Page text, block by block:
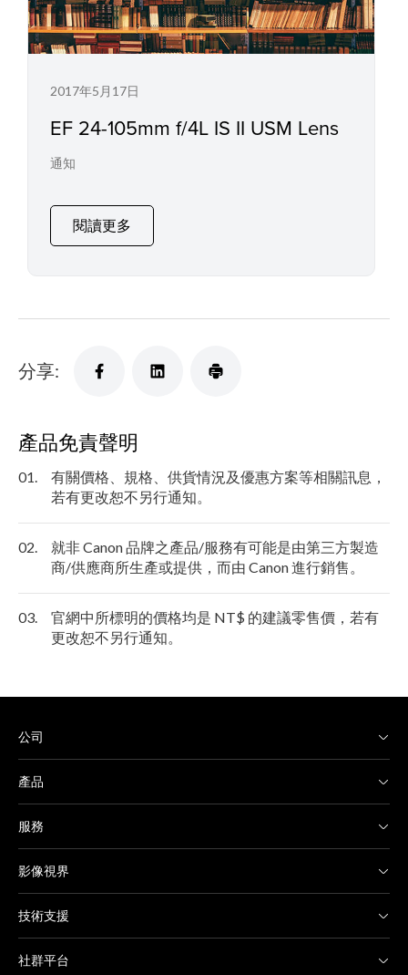
2017年5月17日
EF 24-105mm f/4L IS II USM Lens
通知
閱讀更多
分享:
產品免責聲明
01.
有關價格、規格、供貨情況及優惠方案等相關訊息，
若有更改恕不另行通知。
02.
就非 Canon 品牌之產品/服務有可能是由第三方製造
商/供應商所生產或提供，而由 Canon 進行銷售。
03.
官網中所標明的價格均是 NT$ 的建議零售價，若有
更改恕不另行通知。
公司
產品
服務
影像視界
技術支援
社群平台